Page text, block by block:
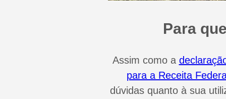
Para
Assim como a
para a Receita
dúvidas quanto à sua